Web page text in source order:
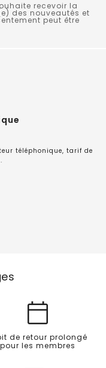
recevoir la
des nouveautés et
peut être
téléphonique, tarif de
de retour prolongé
pour les membres